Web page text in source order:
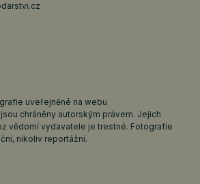
uveřejněné na webu
chráněny autorským právem. Jejich
vědomí vydavatele je trestné. Fotografie
nikoliv reportážní.